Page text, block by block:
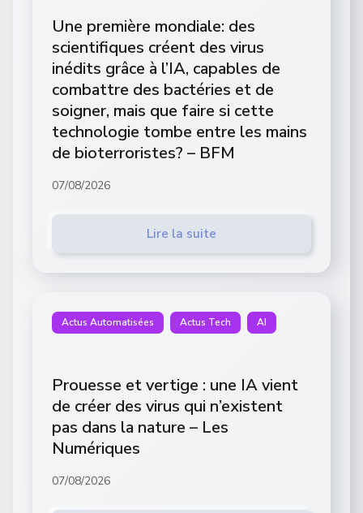
Une première mondiale: des
scientifiques créent des virus
inédits grâce à l’IA, capables de
combattre des bactéries et de
soigner, mais que faire si cette
technologie tombe entre les mains
de bioterroristes? – BFM
07/08/2026
Lire la suite
Actus Automatisées Actus Tech AI
Prouesse et vertige : une IA vient
de créer des virus qui n’existent
pas dans la nature – Les
Numériques
07/08/2026